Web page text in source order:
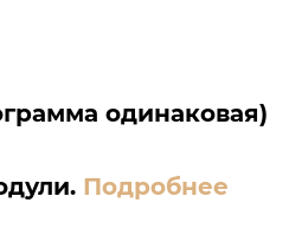
одинаковая)
Подробнее